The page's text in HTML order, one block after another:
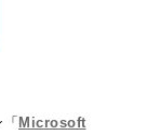
「Microsoft